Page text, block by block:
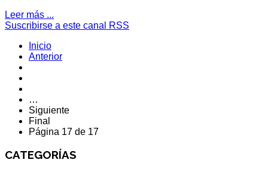
Leer más ...
Suscribirse a este canal RSS
Inicio
Anterior
…
Siguiente
Final
Página 17 de 17
CATEGORÍAS